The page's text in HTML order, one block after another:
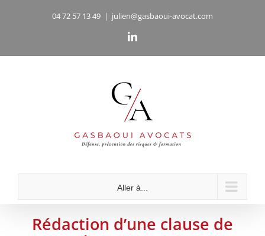
04 72 57 13 49 | julien@gasbaoui-avocat.com
LinkedIn
Aller à...
Rédaction d’une clause de